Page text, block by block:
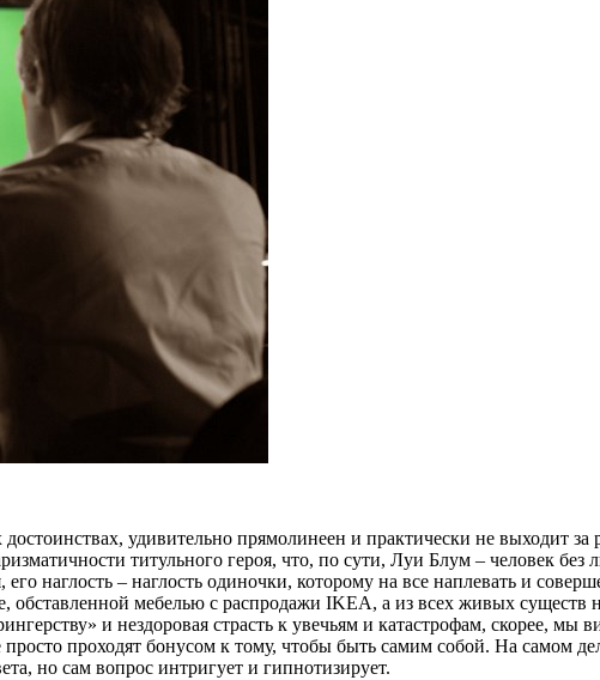
удивительно прямолинеен и практически не выходит за
титульного героя, что, по сути, Луи Блум – человек
наглость – наглость одиночки, которому на все наплевать и
обставленной мебелью с распродажи IKEA, а из всех живых
и нездоровая страсть к увечьям и катастрофам, скорее,
проходят бонусом к тому, чтобы быть самим собой. На самом
но сам вопрос интригует и гипнотизирует.